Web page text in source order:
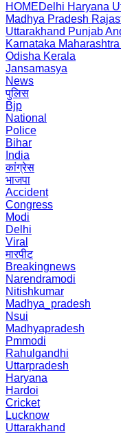
HOMEDelhi Haryana
Madhya Pradesh
Uttarakhand Punjab
Karnataka Maharashtra
Odisha Kerala
Jansamasya
News
पुलिस
Bjp
National
Police
Bihar
India
कांग्रेस
भाजपा
Accident
Congress
Modi
Delhi
Viral
मारपीट
Breakingnews
Narendramodi
Nitishkumar
Madhya_pradesh
Nsui
Madhyapradesh
Pmmodi
Rahulgandhi
Uttarpradesh
Haryana
Hardoi
Cricket
Lucknow
Uttarakhand